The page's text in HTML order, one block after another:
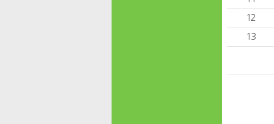
12
13